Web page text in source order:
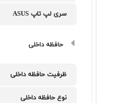
سری لپ تاپ ASUS
حافظه داخلی
ظرفیت حافظه داخلی
نوع حافظه داخلی